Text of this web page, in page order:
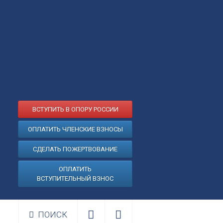
ВСТУПИТЬ В ОПОРУ РОССИИ
ОПЛАТИТЬ ЧЛЕНСКИЕ ВЗНОСЫ
СДЕЛАТЬ ПОЖЕРТВОВАНИЕ
ОПЛАТИТЬ
ВСТУПИТЕЛЬНЫЙ ВЗНОС
ПОИСК